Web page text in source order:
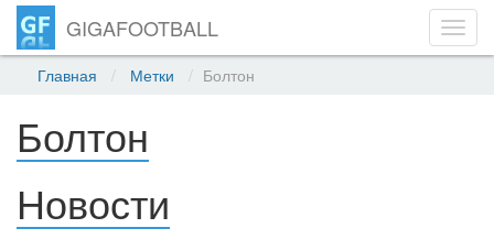
GIGAFOOTBALL
Главная Метки Болтон
Болтон
Новости